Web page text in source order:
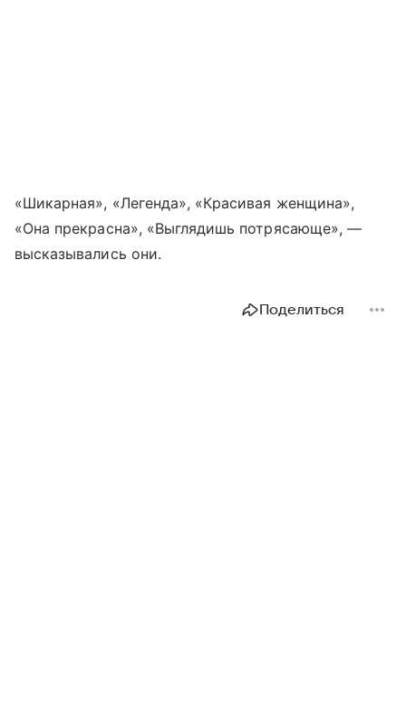
«Шикарная», «Легенда», «Красивая женщина»,
«Она прекрасна», «Выглядишь потрясающе», —
высказывались они.
Поделиться